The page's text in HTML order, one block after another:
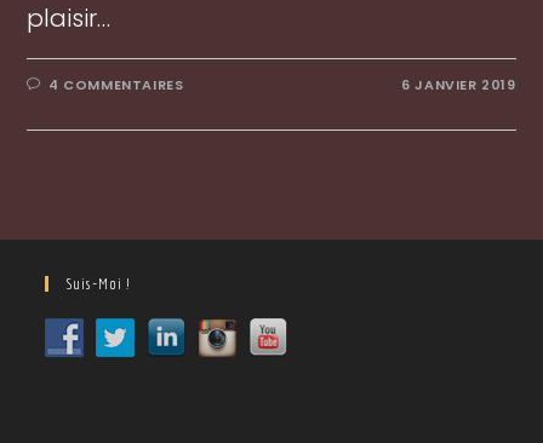
plaisir…
4 COMMENTAIRES 6 JANVIER 2019
Suis-Moi !